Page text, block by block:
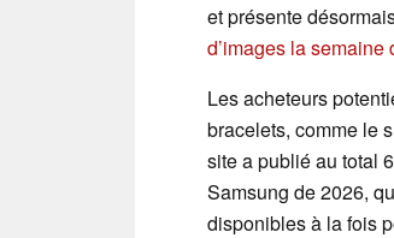
et présente
d’images la semaine
Les acheteurs
bracelets, comme le
site a publié au total
Samsung de 2026,
disponibles à la fois